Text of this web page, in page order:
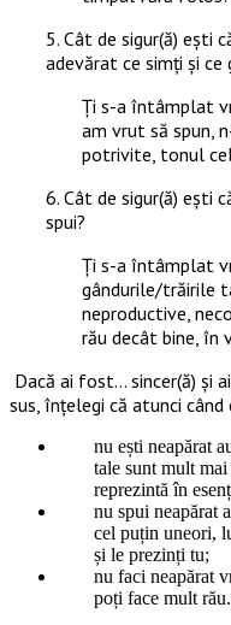
5. Cât de sigur(ă) ești
adevărat ce simți și ce
Ți s-a întâmplat
am vrut să spun,
potrivite, tonul
6. Cât de sigur(ă) ești
spui?
Ți s-a întâmplat
gândurile/trăirile
neproductive,
rău decât bine, în
Dacă ai fost… sincer(ă) și
sus, înțelegi că atunci când
nu ești neapărat
tale sunt mult
reprezintă în
nu spui neapărat
cel puțin uneori,
și le prezinți tu;
nu faci neapărat
poți face mult rău.